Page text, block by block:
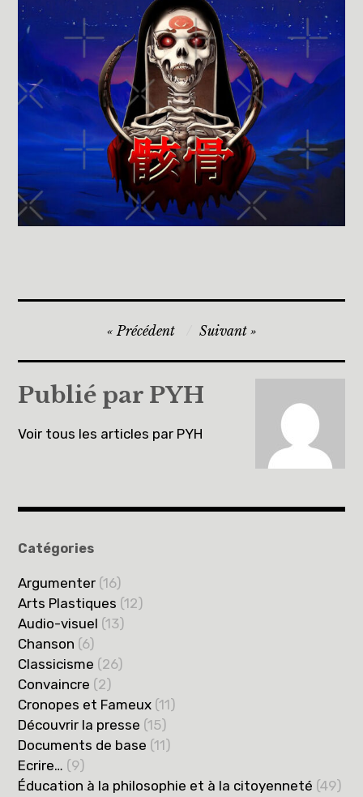
Navigation
de
l’article
Précédent Suivant
Publié par PYH
Voir tous les articles par PYH
Catégories
Argumenter (16)
Arts Plastiques (12)
Audio-visuel (13)
Chanson (6)
Classicisme (26)
Convaincre (2)
Cronopes et Fameux (11)
Découvrir la presse (15)
Documents de base (11)
Ecrire… (9)
Éducation à la philosophie et à la citoyenneté (49)